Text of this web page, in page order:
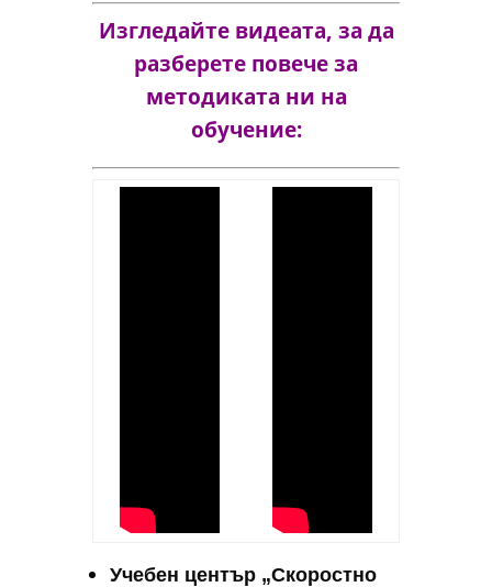
Изгледайте видеата, за да
разберете повече за
методиката ни на
обучение:
Учебен център „Скоростно